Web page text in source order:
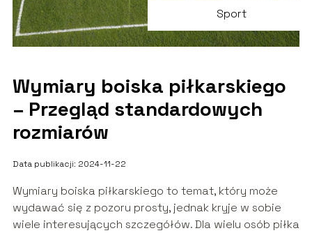
Sport
Wymiary boiska piłkarskiego
– Przegląd standardowych
rozmiarów
Data publikacji: 2024-11-22
Wymiary boiska piłkarskiego to temat, który może
wydawać się z pozoru prosty, jednak kryje w sobie
wiele interesujących szczegółów. Dla wielu osób piłka